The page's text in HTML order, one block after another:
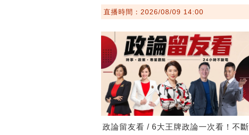
直播時間：2026/08/09 14:00
政論留友看 / 6大王牌政論一次看！不斷